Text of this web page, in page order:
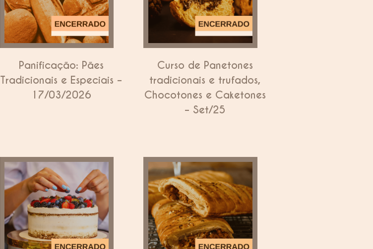
Panificação: Pães
Tradicionais e Especiais –
17/03/2026
Curso de Panetones
tradicionais e trufados,
Chocotones e Caketones
– Set/25